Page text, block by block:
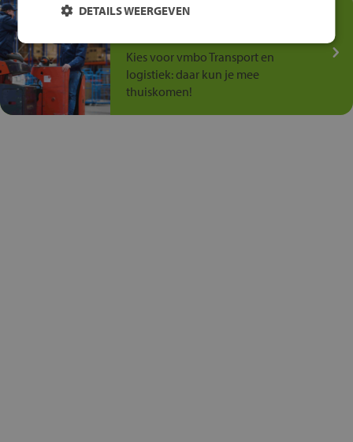
Jouw talent in de
Kies voor vmbo Transport en
logistiek: daar kun je mee
thuiskomen!
DETAILS WEERGEVEN